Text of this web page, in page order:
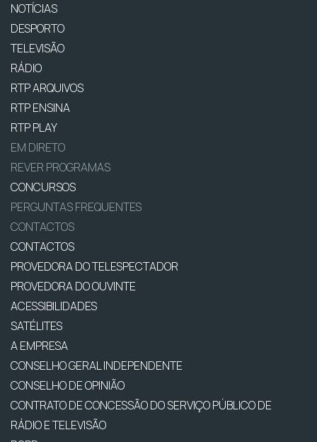
NOTÍCIAS
DESPORTO
TELEVISÃO
RÁDIO
RTP ARQUIVOS
RTP ENSINA
RTP PLAY
EM DIRETO
REVER PROGRAMAS
CONCURSOS
PERGUNTAS FREQUENTES
CONTACTOS
CONTACTOS
PROVEDORA DO TELESPECTADOR
PROVEDORA DO OUVINTE
ACESSIBILIDADES
SATÉLITES
A EMPRESA
CONSELHO GERAL INDEPENDENTE
CONSELHO DE OPINIÃO
CONTRATO DE CONCESSÃO DO SERVIÇO PÚBLICO DE
RÁDIO E TELEVISÃO